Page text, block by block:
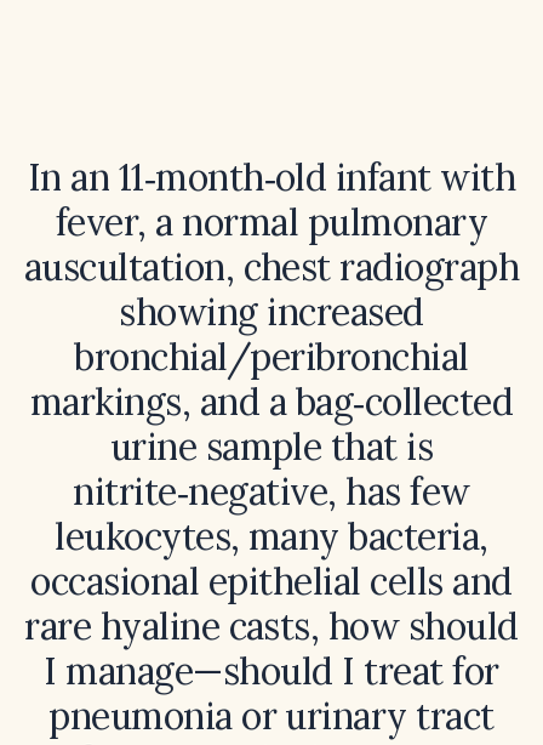
In an 11‑month‑old infant with
fever, a normal pulmonary
auscultation, chest radiograph
showing increased
bronchial/peribronchial
markings, and a bag‑collected
urine sample that is
nitrite‑negative, has few
leukocytes, many bacteria,
occasional epithelial cells and
rare hyaline casts, how should
I manage—should I treat for
pneumonia or urinary tract